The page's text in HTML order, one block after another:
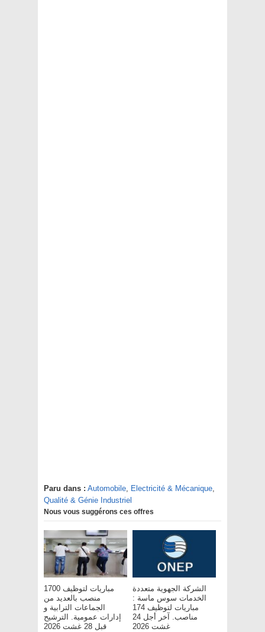
Paru dans : Automobile, Electricité & Mécanique,
Qualité & Génie Industriel
Nous vous suggérons ces offres
مباريات لتوظيف 1700
منصب بالعديد من
الجماعات الترابية و
إدارات عمومية. الترشيح
قبل 28 غشت 2026
الشركة الجهوية متعددة
الخدمات سوس ماسة :
مباريات لتوظيف 174
مناصب. آخر أجل 24
غشت 2026